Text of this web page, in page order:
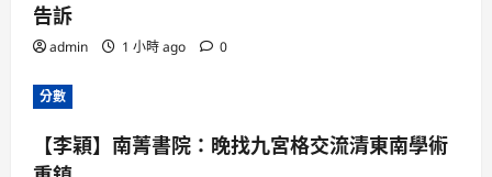
告訴
admin 1 小時 ago 0
分數
【李穎】南菁書院：晚找九宮格交流清東南學術